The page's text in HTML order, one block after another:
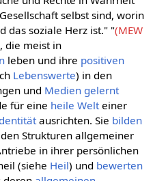
selbst sind, worin
das soziale Herz ist." "(MEW
die meist in
leben und ihre positiven
Lebenswerte) in den
und Medien gelernt
für eine heile Welteiner
ausrichten. Sie bilden
Strukturen allgemeiner
in ihrer persönlichen
(siehe Heil) und bewerten